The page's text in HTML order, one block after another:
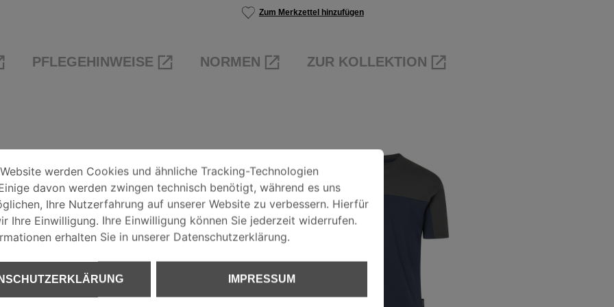
Zum Merkzettel hinzufügen
PFLEGEHINWEISE NORMEN ZUR KOLLEKTION
Oberseite Ärmel
werden Cookies und ähnliche Tracking-Technologien verwendet. Einige davon werden zwingen technisch
werden Cookies und ähnliche Tracking-Technologien
davon werden zwingen technisch benötigt, während es uns
Ihre Nutzerfahrung auf unserer Website zu verbessern. Hierfür
Ihre Einwilligung. Ihre Einwilligung können Sie jederzeit widerrufen.
erhalten Sie in unserer Datenschutzerklärung.
IMPRESSUM